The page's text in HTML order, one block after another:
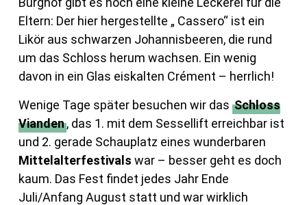
Eltern: Der hier hergestellte „ Cassero“ ist ein
Likör aus schwarzen Johannisbeeren, die rund
um das Schloss herum wachsen. Ein wenig
davon in ein Glas eiskalten Crément – herrlich!
Wenige Tage später besuchen wir das Schloss
Vianden, das 1. mit dem Sessellift erreichbar ist
und 2. gerade Schauplatz eines wunderbaren
Mittelalterfestivals war – besser geht es doch
kaum. Das Fest findet jedes Jahr Ende
Juli/Anfang August statt und war wirklich